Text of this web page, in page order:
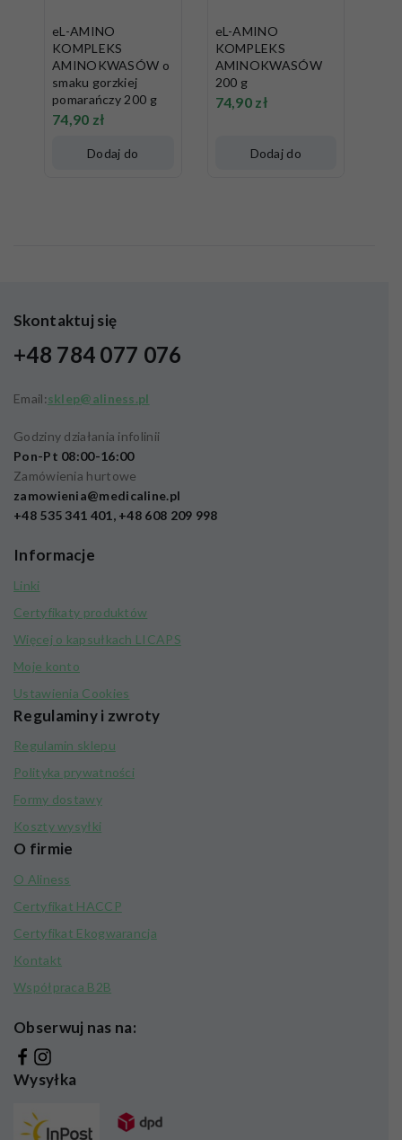
eL-AMINO
KOMPLEKS
AMINOKWASÓW o
smaku gorzkiej
pomarańczy 200 g
74,90 zł
Dodaj do
eL-AMINO
KOMPLEKS
AMINOKWASÓW
200 g
74,90 zł
Dodaj do
Skontaktuj się
+48 784 077 076
Email:sklep@aliness.pl
Godziny działania infolinii
Pon-Pt 08:00-16:00
Zamówienia hurtowe
zamowienia@medicaline.pl
+48 535 341 401, +48 608 209 998
Informacje
Linki
Certyfikaty produktów
Więcej o kapsułkach LICAPS
Moje konto
Ustawienia Cookies
Regulaminy i zwroty
Regulamin sklepu
Polityka prywatności
Formy dostawy
Koszty wysyłki
O firmie
O Aliness
Certyfikat HACCP
Certyfikat Ekogwarancja
Kontakt
Współpraca B2B
Obserwuj nas na:
Wysyłka